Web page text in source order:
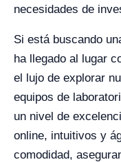
necesidades de
Si está buscando
ha llegado al lugar
el lujo de explorar
equipos de
un nivel de
online, intuitivos y
comodidad,